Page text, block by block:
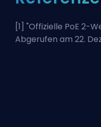
[1] "Offizielle PoE 2-
Abgerufen am 22.